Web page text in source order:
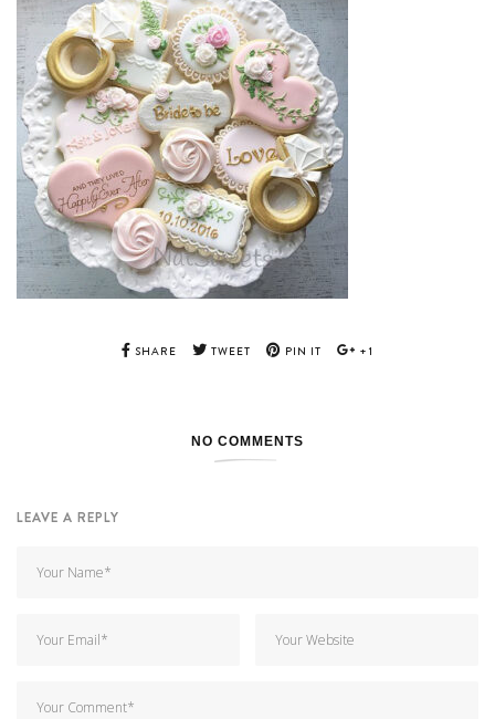
SHARE TWEET PIN IT +1
NO COMMENTS
LEAVE A REPLY